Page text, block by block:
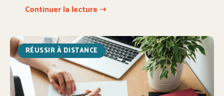
Continuer la lecture ➝
RÉUSSIR À DISTANCE